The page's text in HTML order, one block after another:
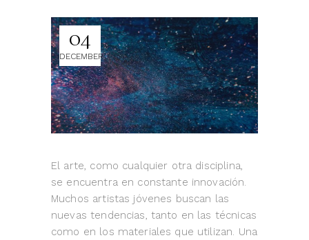
04
DECEMBER
El arte, como cualquier otra disciplina,
se encuentra en constante innovación.
Muchos artistas jóvenes buscan las
nuevas tendencias, tanto en las técnicas
como en los materiales que utilizan. Una